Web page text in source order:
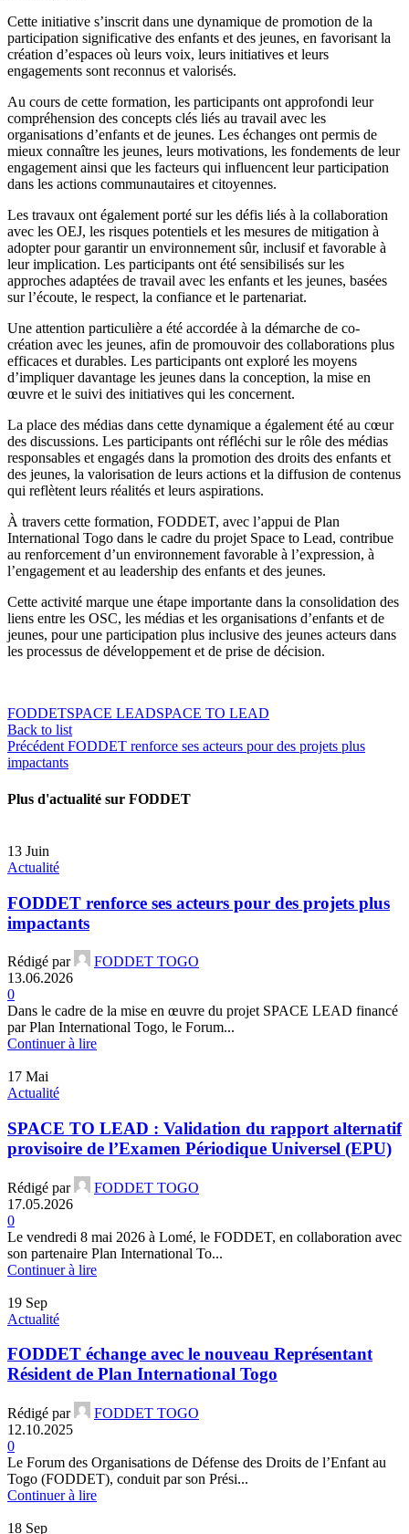
Cette initiative s’inscrit dans une dynamique de promotion de la
participation significative des enfants et des jeunes, en favorisant la
création d’espaces où leurs voix, leurs initiatives et leurs
engagements sont reconnus et valorisés.
Au cours de cette formation, les participants ont approfondi leur
compréhension des concepts clés liés au travail avec les
organisations d’enfants et de jeunes. Les échanges ont permis de
mieux connaître les jeunes, leurs motivations, les fondements de leur
engagement ainsi que les facteurs qui influencent leur participation
dans les actions communautaires et citoyennes.
Les travaux ont également porté sur les défis liés à la collaboration
avec les OEJ, les risques potentiels et les mesures de mitigation à
adopter pour garantir un environnement sûr, inclusif et favorable à
leur implication. Les participants ont été sensibilisés sur les
approches adaptées de travail avec les enfants et les jeunes, basées
sur l’écoute, le respect, la confiance et le partenariat.
Une attention particulière a été accordée à la démarche de co-
création avec les jeunes, afin de promouvoir des collaborations plus
efficaces et durables. Les participants ont exploré les moyens
d’impliquer davantage les jeunes dans la conception, la mise en
œuvre et le suivi des initiatives qui les concernent.
La place des médias dans cette dynamique a également été au cœur
des discussions. Les participants ont réfléchi sur le rôle des médias
responsables et engagés dans la promotion des droits des enfants et
des jeunes, la valorisation de leurs actions et la diffusion de contenus
qui reflètent leurs réalités et leurs aspirations.
À travers cette formation, FODDET, avec l’appui de Plan
International Togo dans le cadre du projet Space to Lead, contribue
au renforcement d’un environnement favorable à l’expression, à
l’engagement et au leadership des enfants et des jeunes.
Cette activité marque une étape importante dans la consolidation des
liens entre les OSC, les médias et les organisations d’enfants et de
jeunes, pour une participation plus inclusive des jeunes acteurs dans
les processus de développement et de prise de décision.
FODDETSPACE LEADSPACE TO LEAD
Back to list
Précédent FODDET renforce ses acteurs pour des projets plus
impactants
Plus d'actualité sur FODDET
13 Juin
Actualité
FODDET renforce ses acteurs pour des projets plus
impactants
Rédigé par
FODDET TOGO
13.06.2026
0
Dans le cadre de la mise en œuvre du projet SPACE LEAD financé
par Plan International Togo, le Forum...
Continuer à lire
17 Mai
Actualité
SPACE TO LEAD : Validation du rapport alternatif
provisoire de l’Examen Périodique Universel (EPU)
Rédigé par
FODDET TOGO
17.05.2026
0
Le vendredi 8 mai 2026 à Lomé, le FODDET, en collaboration avec
son partenaire Plan International To...
Continuer à lire
19 Sep
Actualité
FODDET échange avec le nouveau Représentant
Résident de Plan International Togo
Rédigé par
FODDET TOGO
12.10.2025
0
Le Forum des Organisations de Défense des Droits de l’Enfant au
Togo (FODDET), conduit par son Prési...
Continuer à lire
18 Sep